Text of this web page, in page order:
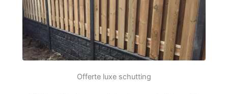
Offerte luxe schutting